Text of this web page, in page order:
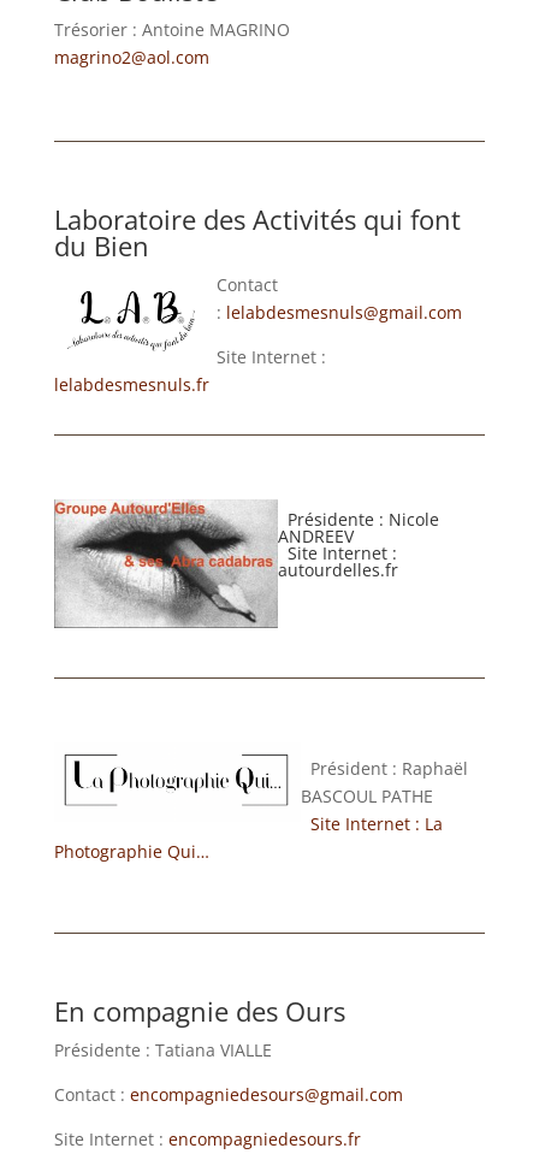
Trésorier : Antoine MAGRINO
magrino2@aol.com
Laboratoire des Activités qui font
du Bien
Contact
: lelabdesmesnuls@gmail.com
Site Internet :
lelabdesmesnuls.fr
Présidente : Nicole
ANDREEV
Site Internet :
autourdelles.fr
Président : Raphaël
BASCOUL PATHE
Site Internet : La
Photographie Qui…
En compagnie des Ours
Présidente : Tatiana VIALLE
Contact : encompagniedesours@gmail.com
Site Internet : encompagniedesours.fr